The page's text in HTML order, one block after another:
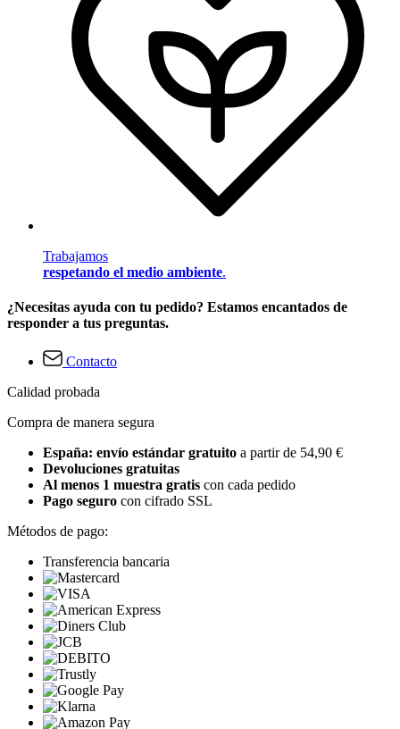
Trabajamos
respetando el medio ambiente.
¿Necesitas ayuda con tu pedido? Estamos encantados de
responder a tus preguntas.
Contacto
Calidad probada
Compra de manera segura
España: envío estándar gratuito a partir de 54,90 €
Devoluciones gratuitas
Al menos 1 muestra gratis con cada pedido
Pago seguro con cifrado SSL
Métodos de pago:
Transferencia bancaria